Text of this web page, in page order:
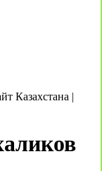
Казахстана |